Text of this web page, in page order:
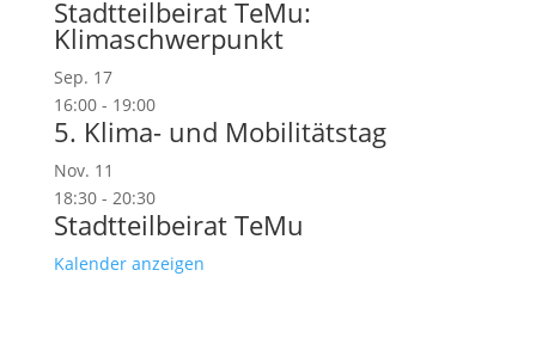
Stadtteilbeirat TeMu:
Klimaschwerpunkt
Sep. 17
16:00- 19:00
5. Klima- und Mobilitätstag
Nov. 11
18:30- 20:30
Stadtteilbeirat TeMu
Kalender anzeigen